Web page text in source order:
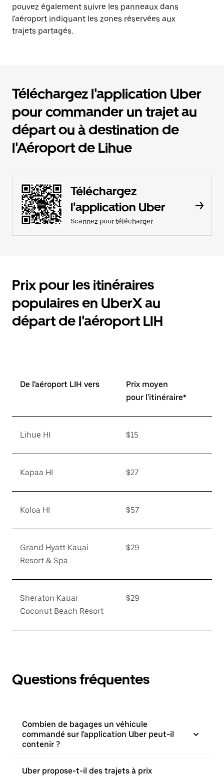
pouvez également suivre les panneaux dans
l'aéroport indiquant les zones réservées aux
trajets partagés.
Téléchargez l'application Uber
pour commander un trajet au
départ ou à destination de
l'Aéroport de Lihue
Téléchargez
l'application Uber
Scannez pour télécharger
Prix pour les itinéraires
populaires en UberX au
départ de l'aéroport LIH
De l'aéroport LIH vers
Prix moyen
pour l'itinéraire*
Lihue HI $15
Kapaa HI $27
Koloa HI $57
Grand Hyatt Kauai
Resort & Spa
$29
Sheraton Kauai
Coconut Beach Resort
$29
Questions fréquentes
Combien de bagages un véhicule
commandé sur l'application Uber peut-il
contenir ?
Uber propose-t-il des trajets à prix